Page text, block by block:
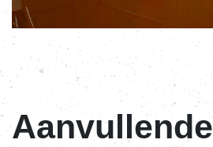
Aanvullende